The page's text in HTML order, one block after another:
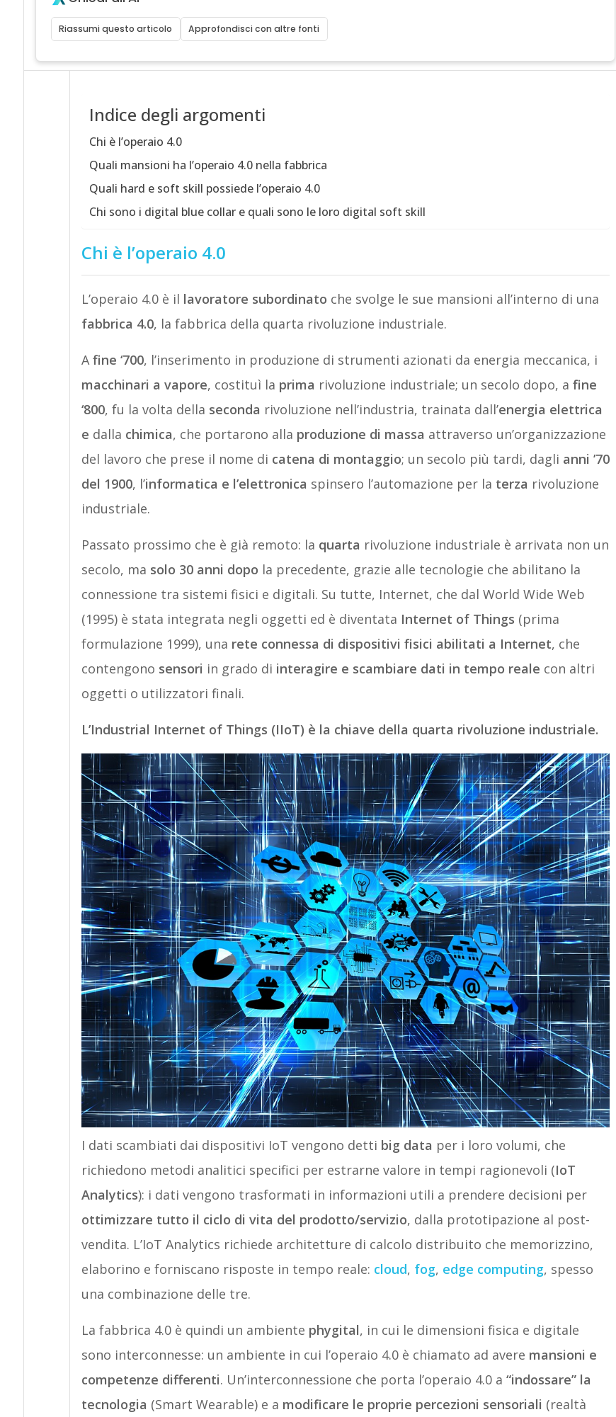
Riassumi questo articolo Approfondisci con altre fonti
Indice degli argomenti
Chi è l’operaio 4.0
Quali mansioni ha l’operaio 4.0 nella fabbrica
Quali hard e soft skill possiede l’operaio 4.0
Chi sono i digital blue collar e quali sono le loro digital soft skill
Chi è l’operaio 4.0
L’operaio 4.0 è il lavoratore subordinato che svolge le sue mansioni all’interno di una
fabbrica 4.0, la fabbrica della quarta rivoluzione industriale.
Afine ‘700, l’inserimento in produzione di strumenti azionati da energia meccanica, i
macchinari a vapore, costituì la prima rivoluzione industriale; un secolo dopo, a fine
‘800, fu la volta della seconda rivoluzione nell’industria, trainata dall’energia elettrica
e dalla chimica, che portarono alla produzione di massa attraverso un’organizzazione
del lavoro che prese il nome di catena di montaggio; un secolo più tardi, dagli anni ’70
del 1900, l’informatica e l’elettronica spinsero l’automazione per la terza rivoluzione
industriale.
Passato prossimo che è già remoto: la quarta rivoluzione industriale è arrivata non un
secolo, ma solo 30 anni dopo la precedente, grazie alle tecnologie che abilitano la
connessione tra sistemi fisici e digitali. Su tutte, Internet, che dal World Wide Web
(1995) è stata integrata negli oggetti ed è diventata Internet of Things (prima
formulazione 1999), una rete connessa di dispositivi fisici abilitati a Internet, che
contengono sensori in grado di interagire e scambiare dati in tempo reale con altri
oggetti o utilizzatori finali.
L’Industrial Internet of Things (IIoT) è la chiave della quarta rivoluzione industriale.
I dati scambiati dai dispositivi IoT vengono detti big data per i loro volumi, che
richiedono metodi analitici specifici per estrarne valore in tempi ragionevoli (IoT
Analytics): i dati vengono trasformati in informazioni utili a prendere decisioni per
ottimizzare tutto il ciclo di vita del prodotto/servizio, dalla prototipazione al post-
vendita. L’IoT Analytics richiede architetture di calcolo distribuito che memorizzino,
elaborino e forniscano risposte in tempo reale: cloud, fog, edge computing, spesso
una combinazione delle tre.
La fabbrica 4.0 è quindi un ambiente phygital, in cui le dimensioni fisica e digitale
sono interconnesse: un ambiente in cui l’operaio 4.0 è chiamato ad avere mansioni e
competenze differenti. Un’interconnessione che porta l’operaio 4.0 a “indossare” la
tecnologia (Smart Wearable) e a modificare le proprie percezioni sensoriali (realtà
I
industria 4.0